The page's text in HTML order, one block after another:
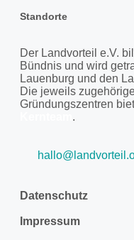
Standorte
Der Landvorteil e.V.
Bündnis und wird
Lauenburg und den
Die jeweils
Gründungszentren
.
Datenschutz
Impressum